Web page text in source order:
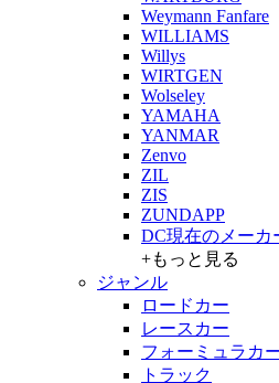
Weymann Fanfare
WILLIAMS
Willys
WIRTGEN
Wolseley
YAMAHA
YANMAR
Zenvo
ZIL
ZIS
ZUNDAPP
DC現在のメーカ
+もっと見る
ジャンル
ロードカー
レースカー
フォーミュラカ
トラック